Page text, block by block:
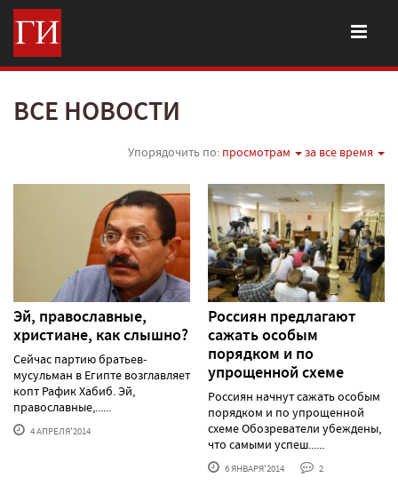
ВСЕ НОВОСТИ
Упорядочить по: просмотрам за все время
Эй, православные,
христиане, как слышно?
Сейчас партию братьев-
мусульман в Египте возглавляет
копт Рафик Хабиб. Эй,
православные,......
4 АПРЕЛЯ'2014
Россиян предлагают
сажать особым
порядком и по
упрощенной схеме
Россиян начнут сажать особым
порядком и по упрощенной
схеме Обозреватели убеждены,
что самыми успеш......
6 ЯНВАРЯ'2014 2